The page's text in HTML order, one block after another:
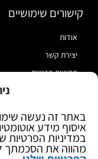
באתר זה נעשה
איסוף מידע
במדיניות
מהווה את הסכמתך
קישורים שימושיים
אודות
יצירת קשר
מדיניות פרטיות
בלוג